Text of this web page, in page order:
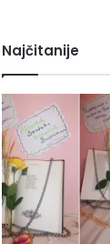
Najčitanije